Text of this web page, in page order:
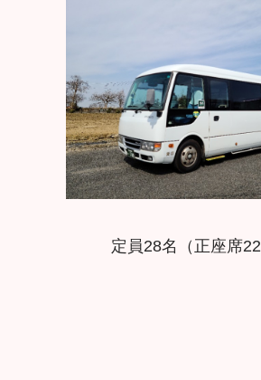
定員28名（正座席22